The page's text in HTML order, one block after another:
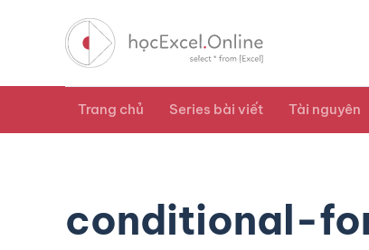
Trang chủ Series bài viết Tài nguyên
conditional-